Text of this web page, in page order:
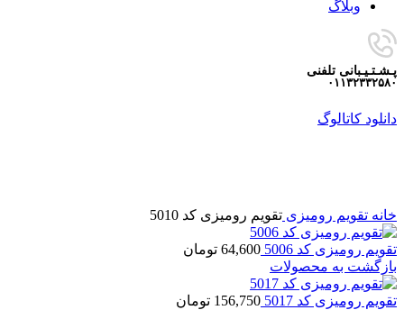
وبلاگ
پـشـتـیـبانی تلفنی
۰۱۱۳۲۳۳۲۵۸۰
دانلود کاتالوگ
خانه تقویم رومیزی تقویم رومیزی کد 5010
تقویم رومیزی کد 5006 64,600 تومان
بازگشت به محصولات
تقویم رومیزی کد 5017 156,750 تومان